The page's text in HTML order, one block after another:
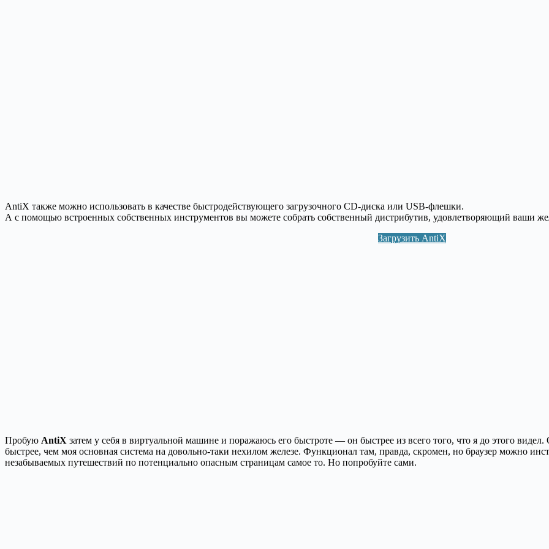
AntiX также можно использовать в качестве быстродействующего загрузочного CD-диска или USB-флешки.
А с помощью встроенных собственных инструментов вы можете собрать собственный дистрибутив, удовлетворяющий ваши
Загрузить AntiX
Пробую AntiX затем у себя в виртуальной машине и поражаюсь его быстроте — он быстрее из всего того, что я до этого
быстрее, чем моя основная система на довольно-таки нехилом железе. Функционал там, правда, скромен, но браузер можно
незабываемых путешествий по потенциально опасным страницам самое то. Но попробуйте сами.